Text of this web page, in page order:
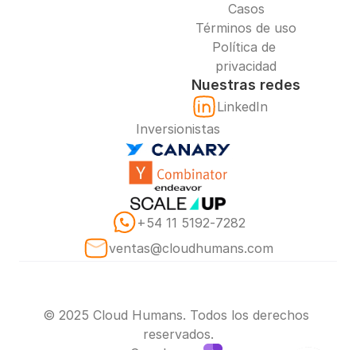
Casos
Términos de uso
Política de
privacidad
Nuestras redes
LinkedIn
Inversionistas
‪+54 11 5192‑7282‬
ventas@cloudhumans.com
© 2025 Cloud Humans. Todos los derechos
reservados.